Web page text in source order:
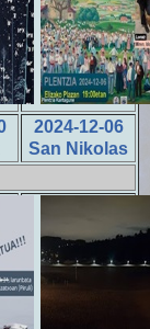
2024-12-06
San Nikolas